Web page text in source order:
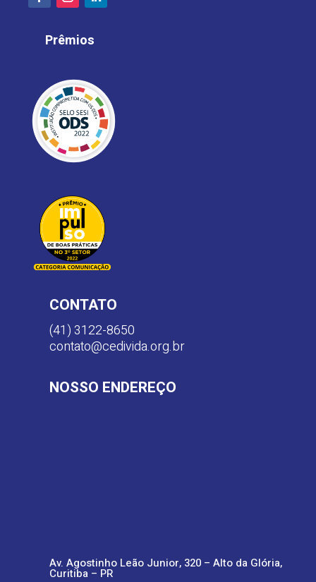
Prêmios
CONTATO
(41) 3122-8650
contato@cedivida.org.br
NOSSO ENDEREÇO
Av. Agostinho Leão Junior, 320 – Alto da Glória,
Curitiba – PR